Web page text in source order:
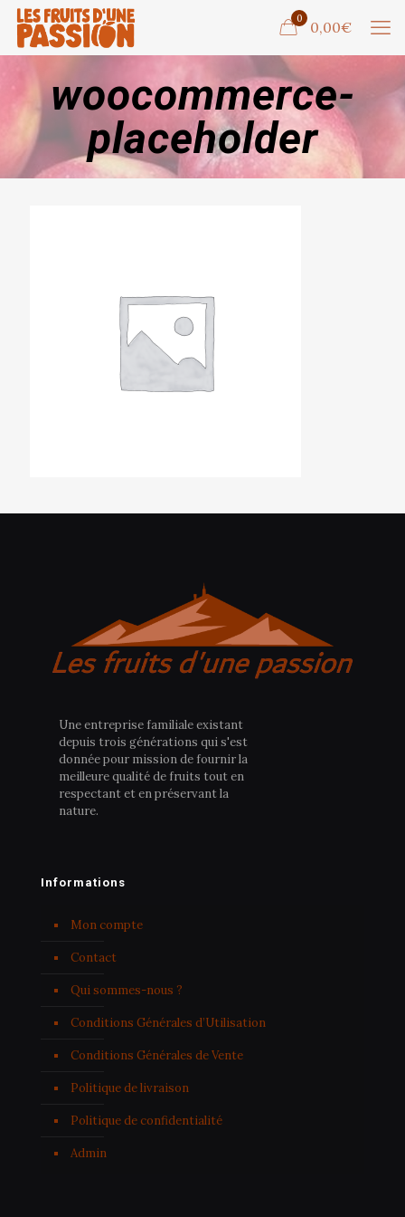
0 0,00€
woocommerce-
placeholder
Une entreprise familiale existant
depuis trois générations qui s'est
donnée pour mission de fournir la
meilleure qualité de fruits tout en
respectant et en préservant la
nature.
Informations
Mon compte
Contact
Qui sommes-nous ?
Conditions Générales d’Utilisation
Conditions Générales de Vente
Politique de livraison
Politique de confidentialité
Admin